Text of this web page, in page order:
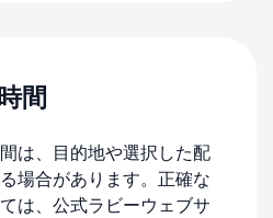
間
は、目的地や選択した配
場合があります。正確な
は、公式ラビーウェブサ